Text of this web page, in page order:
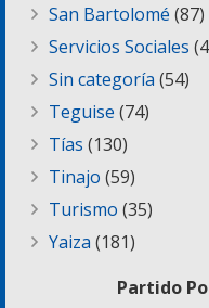
San Bartolomé (87)
Servicios Sociales
Sin categoría (54)
Teguise (74)
Tías (130)
Tinajo (59)
Turismo (35)
Yaiza (181)
Partido